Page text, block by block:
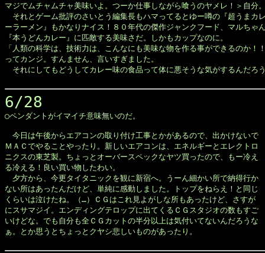
マジでムチャムチャ美味いよ。つーか仕事しながら喰うのヤメレ！＞自分
それとゲーム批評のさいとう編集長もハマってるとゆー噂の『超うまカ
ーラーメン』もかなりナイス！８０年代の傑作ジャンクフード、マルちゃ
『本うどんカレー』に匹敵する美味さだ。しかもカップなのに。
「人類の科学は、技術力は、こんなにも美味な物を作る事ができるのか！
ってカンジ。すんません、言いすぎました。
それにしてもどうしてカレー味の食品って体に悪そうな気がするんだろ
6/28
◯ペンダントがイマイチ意味無いのだ。
今日は午後からエアコンの取り付け工事とかがあるので、出かけないで
ＭＡＣでやることやったり。新しいエアコンは、エネルギーとエレクトロ
ニクスの東芝製。ちょっとオーバースペックなヤツ買ったので、もー冷え
る冷える！良い買い物したわい。
夕方から、今更タイタニックを観に新宿へ。うーん細かい所で納得行か
ない所はあったんだけど、単純に感動しました。トップをねらえ！と同じ
くらいは泣けたね。（…）ＣＧはこれ見よがしな所もあったけど、さすが
にスサマジイ。エンディングテロップに出てくるＣＧスタジオの数もすご
いけどな。でも自分も全ＣＧカットの半分以上は気付いてないんだろうな
ぁ。とか思うとちょっとクヤシ悲しいものがあったり。